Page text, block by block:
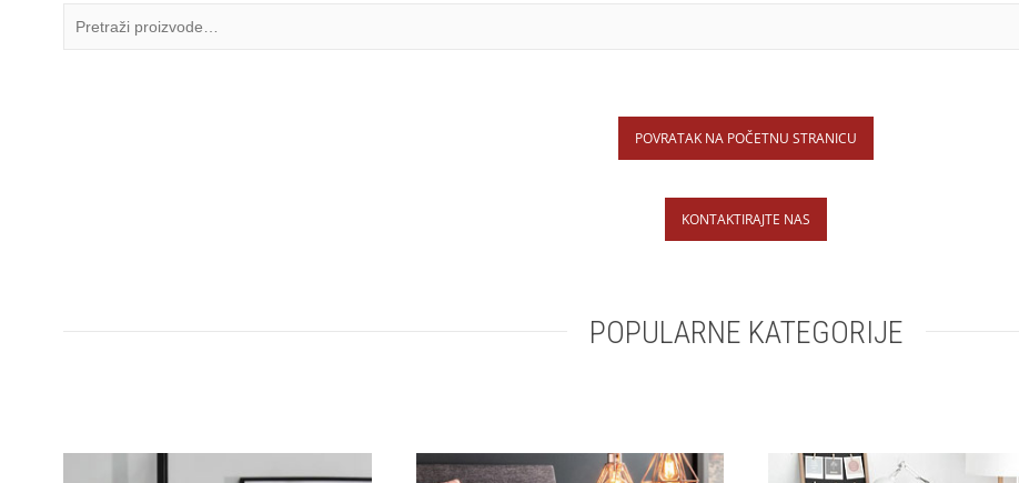
POVRATAK NA POČETNU STRANICU
KONTAKTIRAJTE NAS
POPULARNE KATEGORIJE